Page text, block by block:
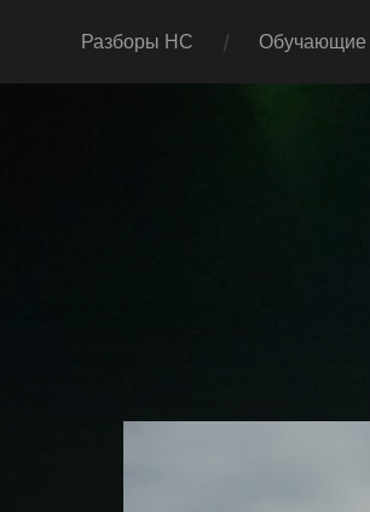
Разборы НС Обучающие